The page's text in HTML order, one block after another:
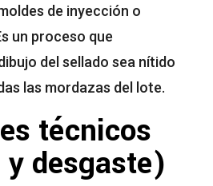
de inyección o
un proceso que
del sellado sea nítido
las mordazas del lote.
técnicos
desgaste)